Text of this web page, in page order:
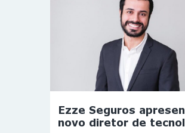
Ezze Seguros
novo diretor de